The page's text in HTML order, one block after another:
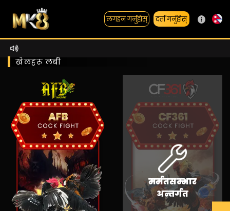
लगइन गर्नुहोस् दर्ता गर्नुहोस्
खेलहरू लबी
मर्मतसम्भार
अन्तर्गत